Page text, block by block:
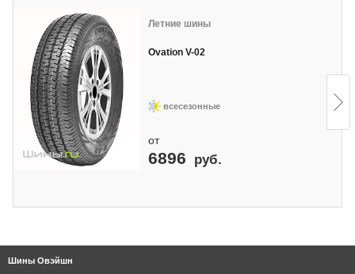
Шины Овэйшн
Летние шины
Ovation V-02
всесезонные
от
6896 руб.